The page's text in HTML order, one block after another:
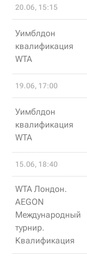
20.06, 15:15
Уимблдон
квалификация
WTA
19.06, 17:00
Уимблдон
квалификация
WTA
15.06, 18:40
WTA Лондон.
AEGON
Международный
турнир.
Квалификация